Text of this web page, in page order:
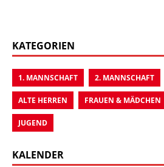
KATEGORIEN
1. MANNSCHAFT 2. MANNSCHAFT
ALTE HERREN FRAUEN & MÄDCHEN
JUGEND
KALENDER